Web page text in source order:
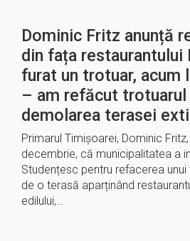
Dominic Fritz anunță
din fața restaurantului
furat un trotuar, acum
– am refăcut trotuarul
demolarea terasei
Primarul Timișoarei, Dominic
decembrie, că municipalitatea a
Studențesc pentru refacerea
de o terasă aparținând
edilului,…